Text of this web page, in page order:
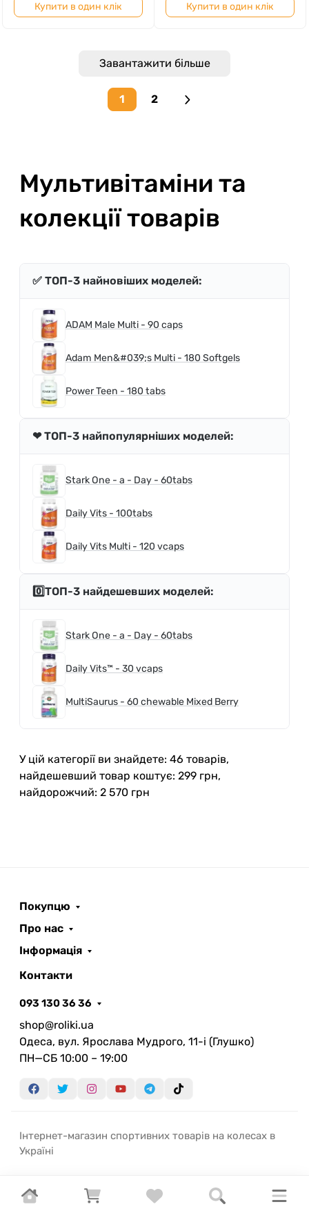
Купити в один клік Купити в один клік
Завантажити більше
1 2
Next page
Мультивітаміни та
колекції товарів
✅ ТОП-3 найновіших моделей:
ADAM Male Multi - 90 caps
Adam Men&#039;s Multi - 180 Softgels
Power Teen - 180 tabs
❤ ТОП-3 найпопулярніших моделей:
Stark One - a - Day - 60tabs
Daily Vits - 100tabs
Daily Vits Multi - 120 vcaps
0️⃣ТОП-3 найдешевших моделей:
Stark One - a - Day - 60tabs
Daily Vits™ - 30 vcaps
MultiSaurus - 60 chewable Mixed Berry
У цій категорії ви знайдете: 46 товарів,
найдешевший товар коштує: 299 грн,
найдорожчий: 2 570 грн
Покупцю
Про нас
Інформація
Контакти
093 130 36 36
shop@roliki.ua
Одеса, вул. Ярослава Мудрого, 11-i (Глушко)
ПН—СБ 10:00 – 19:00
Інтернет-магазин спортивних товарів на колесах в
Україні